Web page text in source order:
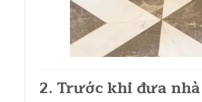
2. Trước khi đưa